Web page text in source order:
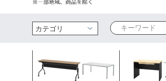
検索